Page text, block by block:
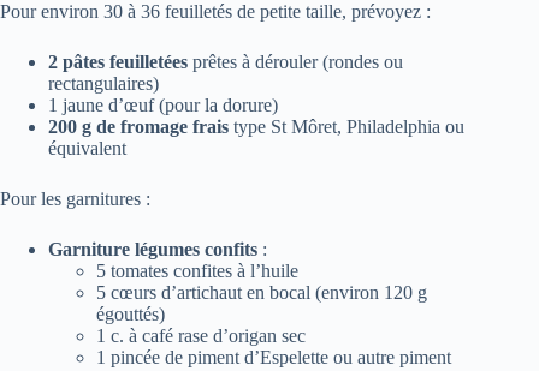
Pour environ 30 à 36 feuilletés de petite taille, prévoyez :
2 pâtes feuilletées prêtes à dérouler (rondes ou
rectangulaires)
1 jaune d’œuf (pour la dorure)
200 g de fromage frais type St Môret, Philadelphia ou
équivalent
Pour les garnitures :
Garniture légumes confits :
5 tomates confites à l’huile
5 cœurs d’artichaut en bocal (environ 120 g
égouttés)
1 c. à café rase d’origan sec
1 pincée de piment d’Espelette ou autre piment